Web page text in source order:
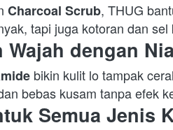
Charcoal Scrub, THUG
tapi juga kotoran dan
Wajah dengan
bikin kulit lo tampak
bebas kusam tanpa efek
Semua Jenis